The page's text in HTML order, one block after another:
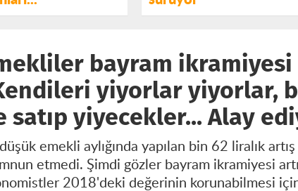
bayram
yiyorlar yiyorlar,
satıp yiyecekler... Alay
emekli aylığında yapılan bin 62 liralık
etmedi. Şimdi gözler bayram ikramiyesi
2018'deki değerinin korunabilmesi